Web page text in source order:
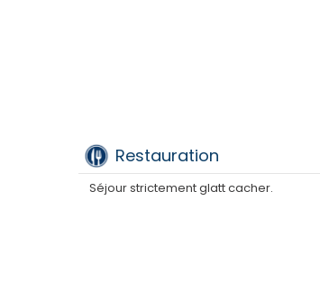
Restauration
Séjour strictement glatt cacher.